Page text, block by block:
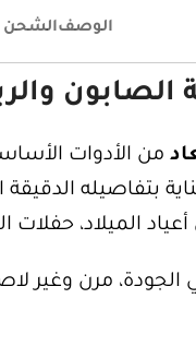
الوصفالشحن
من الأدوات
بتفاصيله
الميلاد،
مرن وغير